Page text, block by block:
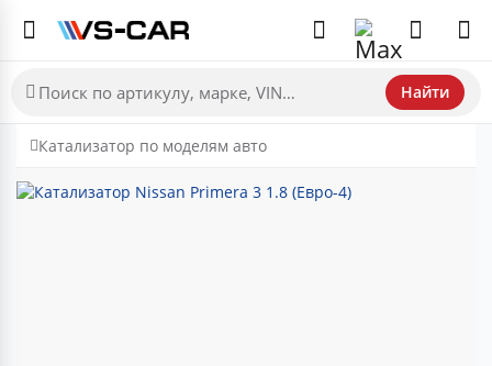
Найти
Катализатор по моделям авто